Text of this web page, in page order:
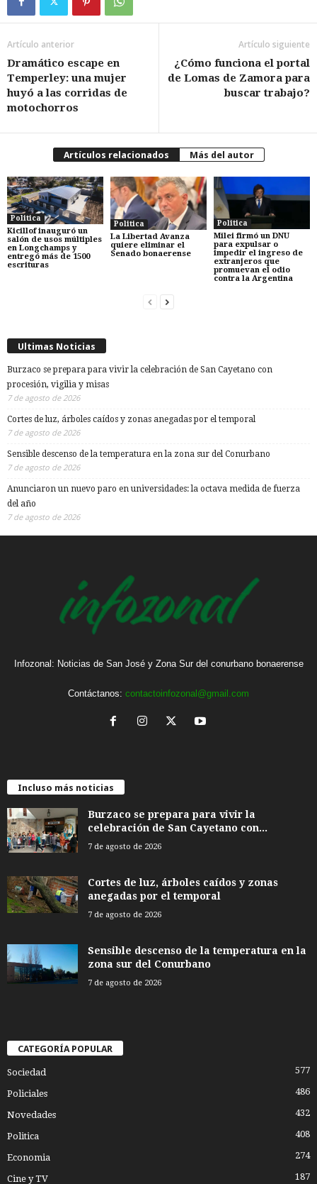
Artículo anterior
Dramático escape en
Temperley: una mujer
huyó a las corridas de
motochorros
Artículo siguiente
¿Cómo funciona el portal
de Lomas de Zamora para
buscar trabajo?
Artículos relacionados Más del autor
Politica
Kicillof inauguró un
salón de usos múltiples
en Longchamps y
entregó más de 1500
escrituras
Politica
La Libertad Avanza
quiere eliminar el
Senado bonaerense
Politica
Milei firmó un DNU
para expulsar o
impedir el ingreso de
extranjeros que
promuevan el odio
contra la Argentina
Ultimas Noticias
Burzaco se prepara para vivir la celebración de San Cayetano con
procesión, vigilia y misas
7 de agosto de 2026
Cortes de luz, árboles caídos y zonas anegadas por el temporal
7 de agosto de 2026
Sensible descenso de la temperatura en la zona sur del Conurbano
7 de agosto de 2026
Anunciaron un nuevo paro en universidades: la octava medida de fuerza
del año
7 de agosto de 2026
Infozonal: Noticias de San José y Zona Sur del conurbano bonaerense
Contáctanos: contactoinfozonal@gmail.com
Incluso más noticias
Burzaco se prepara para vivir la
celebración de San Cayetano con...
7 de agosto de 2026
Cortes de luz, árboles caídos y zonas
anegadas por el temporal
7 de agosto de 2026
Sensible descenso de la temperatura en la
zona sur del Conurbano
7 de agosto de 2026
CATEGORÍA POPULAR
Sociedad 577
Policiales 486
Novedades 432
Politica 408
Economia 274
Cine y TV 187